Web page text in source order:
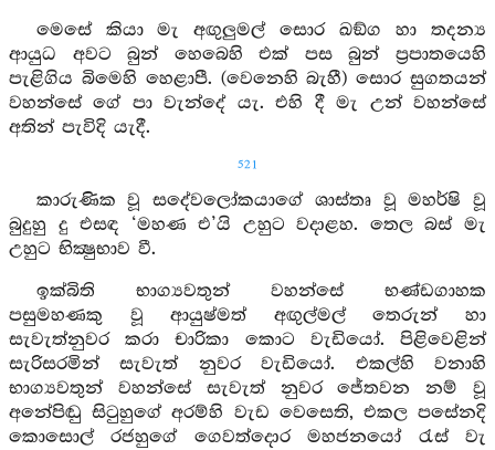
මෙසේ කියා මැ අඟුලුමල් සොර ඛඞ්ග හා තදන්‍ය
ආයුධ අවට බුන් හෙබෙහි එක් පස බුන් ප්‍රපාතයෙහි
පැළිගිය බිමෙහි හෙළාපී. (වෙනෙහි බැහී) සොර සුගතයන්
වහන්සේ ගේ පා වැන්දේ යැ. එහි දී මැ උන් වහන්සේ
අතින් පැවිදි යැදී.
521
කාරුණික වූ සදේවලෝකයාගේ ශාස්තෘ වූ මහර්ෂි වූ
බුදුහු දු එසඳ ‘මහණ එ’යි උහුට වදාළහ. තෙල බස් මැ
උහුට භික්‍ෂුභාව වී.
ඉක්බිති භාග්‍යවතුන් වහන්සේ භණ්ඩගාහක
පසුමහණකු වූ ආයුෂ්මත් අඟුල්මල් තෙරුන් හා
සැවැත්නුවර කරා චාරිකා කොට වැඩියෝ. පිළිවෙළින්
සැරිසරමින් සැවැත් නුවර වැඩියෝ. එකල්හි වනාහි
භාග්‍යවතුන් වහන්සේ සැවැත් නුවර ජේතවන නම් වූ
අනේපිඬු සිටුහුගේ අරම්හි වැඩ වෙසෙති, එකල පසේනදි
කොසොල් රජහුගේ ගෙවත්දොර මහජනයෝ රැස් වැ